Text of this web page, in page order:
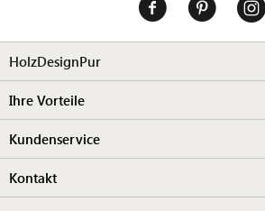
HolzDesignPur
Ihre Vorteile
Kundenservice
Kontakt